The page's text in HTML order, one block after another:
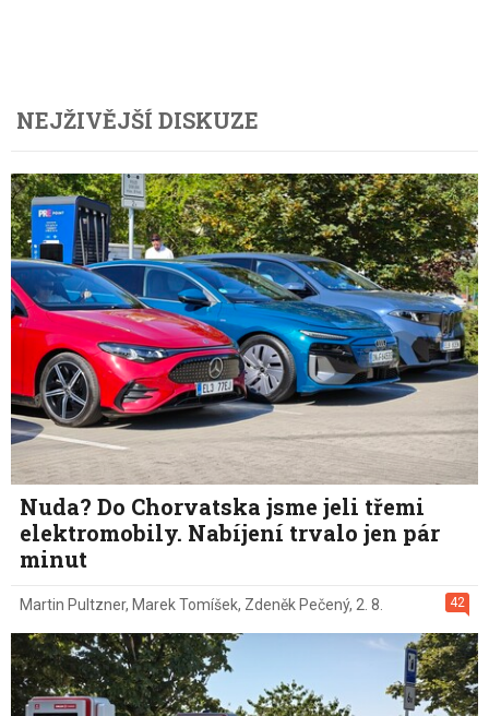
NEJŽIVĚJŠÍ DISKUZE
Nuda? Do Chorvatska jsme jeli třemi
elektromobily. Nabíjení trvalo jen pár
minut
42
Martin Pultzner, Marek Tomíšek, Zdeněk Pečený, 2. 8.